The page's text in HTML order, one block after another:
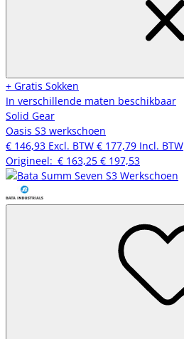
+ Gratis Sokken
In verschillende maten beschikbaar
Solid Gear
Oasis S3 werkschoen
€ 146,93 Excl. BTW € 177,79 Incl. BTW
Origineel: € 163,25 € 197,53